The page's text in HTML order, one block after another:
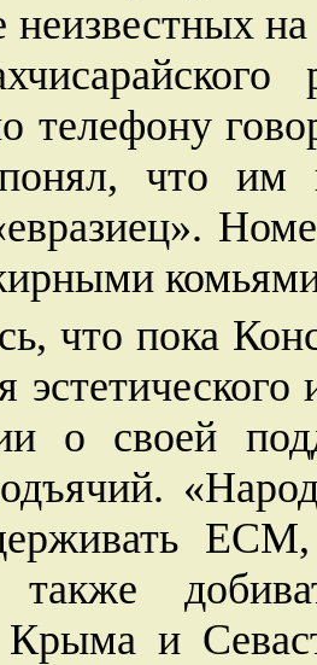
неизвестных
телефону
что им
что пока
о своей
Крыма и